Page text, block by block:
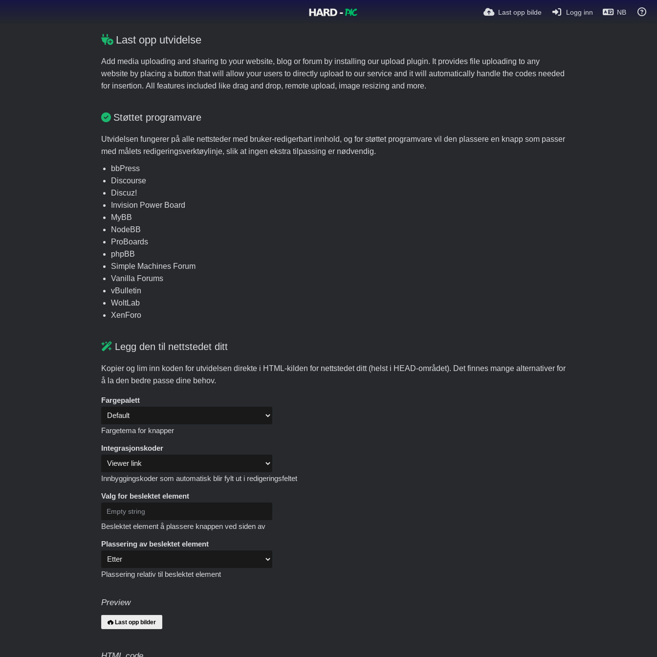
Last opp bilde Logg inn NB
Last opp utvidelse
Add media uploading and sharing to your website, blog or forum by installing our upload plugin. It provides file uploading to any
website by placing a button that will allow your users to directly upload to our service and it will automatically handle the codes needed
for insertion. All features included like drag and drop, remote upload, image resizing and more.
Støttet programvare
Utvidelsen fungerer på alle nettsteder med bruker-redigerbart innhold, og for støttet programvare vil den plassere en knapp som passer
med målets redigeringsverktøylinje, slik at ingen ekstra tilpassing er nødvendig.
bbPress
Discourse
Discuz!
Invision Power Board
MyBB
NodeBB
ProBoards
phpBB
Simple Machines Forum
Vanilla Forums
vBulletin
WoltLab
XenForo
Legg den til nettstedet ditt
Kopier og lim inn koden for utvidelsen direkte i HTML-kilden for nettstedet ditt (helst i HEAD-området). Det finnes mange alternativer for
å la den bedre passe dine behov.
Fargepalett
Fargetema for knapper
Integrasjonskoder
Innbyggingskoder som automatisk blir fylt ut i redigeringsfeltet
Valg for beslektet element
Beslektet element å plassere knappen ved siden av
Plassering av beslektet element
Plassering relativ til beslektet element
Preview
Last opp bilder